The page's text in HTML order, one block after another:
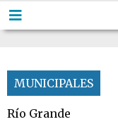
MUNICIPALES
Río Grande